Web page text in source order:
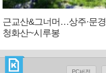
근교산&그너머…상주·문경
청화산~시루봉
PC버전